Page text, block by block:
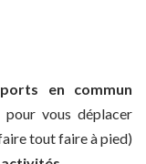
en commun
vous déplacer
tout faire à pied)